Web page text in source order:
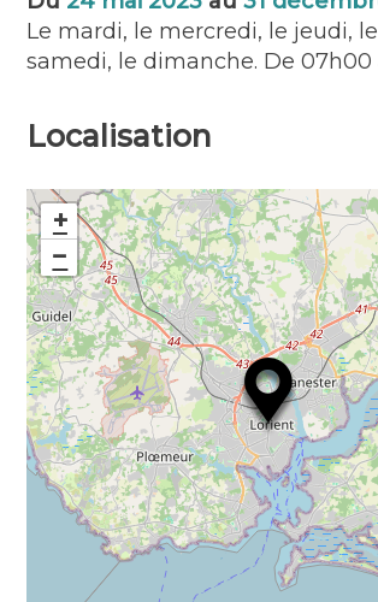
Le mardi, le mercredi, le jeudi,
samedi, le dimanche. De 07h00
Localisation
+
−